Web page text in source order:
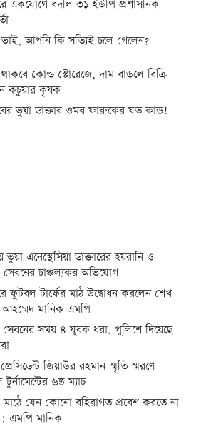
একযোগে বদলি ৩১ ইউপি প্রশাসনিক
আপনি কি সত্যিই চলে গেলেন?
কোল্ড স্টোরেজে, দাম বাড়লে বিক্রি
কচুয়ার কৃষক
ভুয়া ডাক্তার ওমর ফারুকের যত কান্ড!
ভুয়া এনেস্থেসিয়া ডাক্তারের হয়রানি ও
সেবনের চাঞ্চল্যকর অভিযোগ
ফুটবল টার্ফের মাঠ উদ্বোধন করলেন শেখ
মানিক এমপি
সময় ৪ যুবক ধরা, পুলিশে দিয়েছে
জিয়াউর রহমান স্মৃতি স্মরণে
৬ষ্ঠ ম্যাচ
মাঠে যেন কোনো বহিরাগত প্রবেশ করতে না
এমপি মানিক